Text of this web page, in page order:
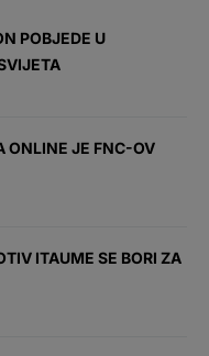
POBJEDE U
ONLINE JE FNC-OV
ITAUME SE BORI ZA